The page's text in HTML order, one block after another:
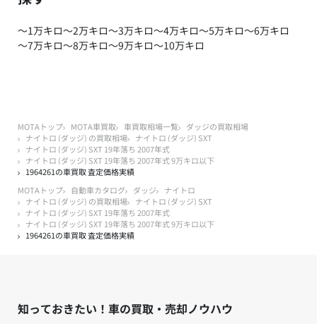
～1万キロ～2万キロ～3万キロ～4万キロ～5万キロ～6万キロ
～7万キロ～8万キロ～9万キロ～10万キロ
MOTAトップ MOTA車買取 車買取相場一覧
ダッジの買取相場
ナイトロ (ダッジ) の買取相場
ナイトロ (ダッジ) SXT
ナイトロ (ダッジ) SXT 19年落ち 2007年式
ナイトロ (ダッジ) SXT 19年落ち 2007年式 9万キロ以下
1964261の車買取 査定価格実績
MOTAトップ
自動車カタログ ダッジ
ナイトロ
ナイトロ (ダッジ) の買取相場
ナイトロ (ダッジ) SXT
ナイトロ (ダッジ) SXT 19年落ち 2007年式
ナイトロ (ダッジ) SXT 19年落ち 2007年式 9万キロ以下
1964261の車買取 査定価格実績
知っておきたい！車の買取・売却ノウハウ